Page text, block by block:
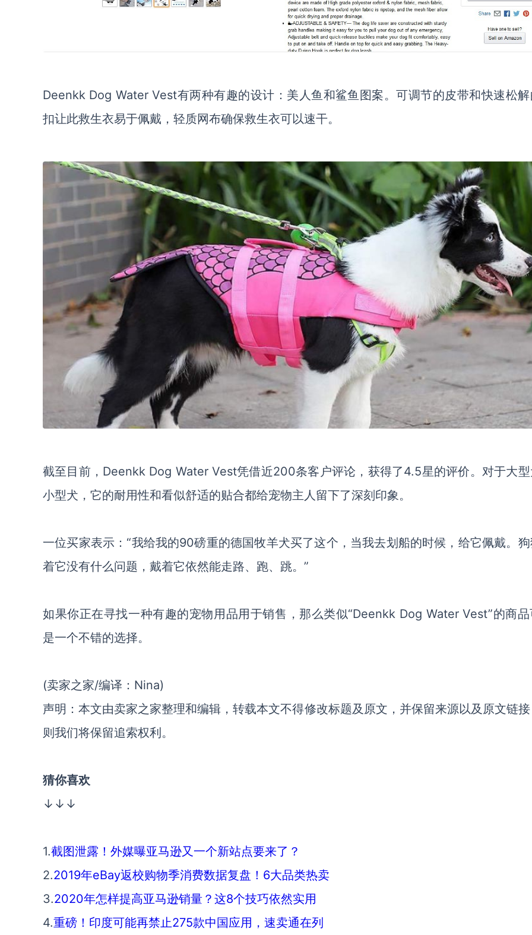
Deenkk Dog Water Vest有两种有趣的设计：美人鱼和鲨鱼图案。可调节的皮带和快速松
扣让此救生衣易于佩戴，轻质网布确保救生衣可以速干。
截至目前，Deenkk Dog Water Vest凭借近200条客户评论，获得了4.5星的评价。对于大
小型犬，它的耐用性和看似舒适的贴合都给宠物主人留下了深刻印象。
一位买家表示：“我给我的90磅重的德国牧羊犬买了这个，当我去划船的时候，给它佩戴。
着它没有什么问题，戴着它依然能走路、跑、跳。”
如果你正在寻找一种有趣的宠物用品用于销售，那么类似“Deenkk Dog Water Vest”的商
是一个不错的选择。
(卖家之家/编译：Nina)
声明：本文由卖家之家整理和编辑，转载本文不得修改标题及原文，并保留来源以及原文链
则我们将保留追索权利。
猜你喜欢
↓↓↓
1.截图泄露！外媒曝亚马逊又一个新站点要来了？
2.2019年eBay返校购物季消费数据复盘！6大品类热卖
3.2020年怎样提高亚马逊销量？这8个技巧依然实用
4.重磅！印度可能再禁止275款中国应用，速卖通在列